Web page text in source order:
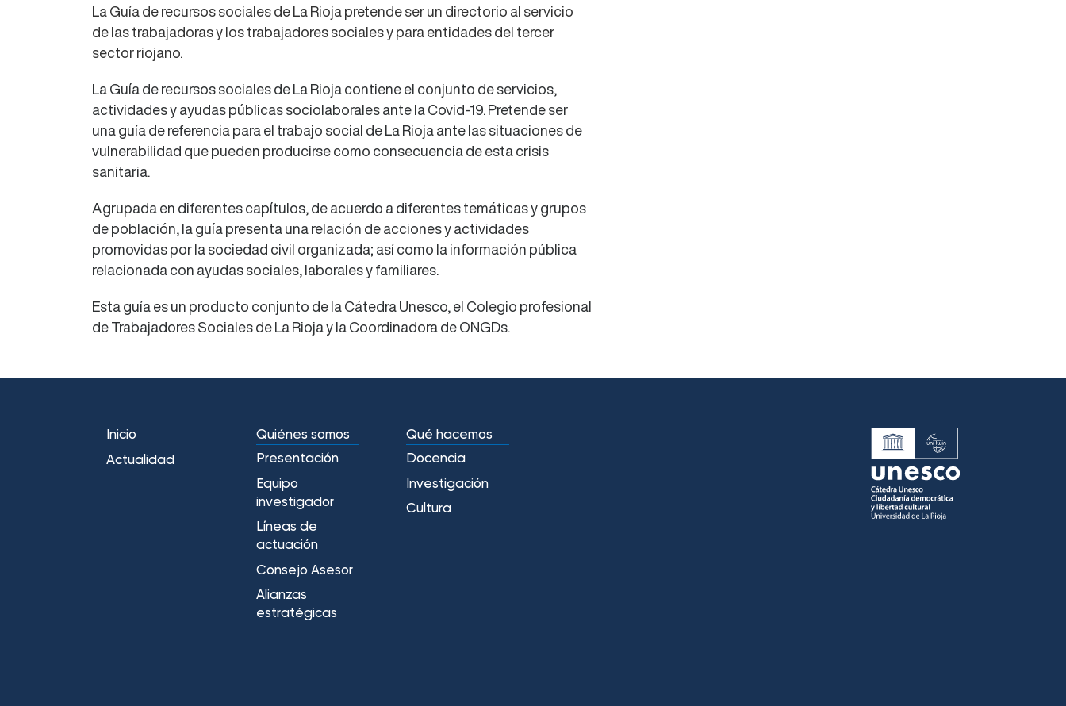
La Guía de recursos sociales de La Rioja pretende ser un directorio al servicio
de las trabajadoras y los trabajadores sociales y para entidades del tercer
sector riojano.
La Guía de recursos sociales de La Rioja contiene el conjunto de servicios,
actividades y ayudas públicas sociolaborales ante la Covid-19. Pretende ser
una guía de referencia para el trabajo social de La Rioja ante las situaciones de
vulnerabilidad que pueden producirse como consecuencia de esta crisis
sanitaria.
Agrupada en diferentes capítulos, de acuerdo a diferentes temáticas y grupos
de población, la guía presenta una relación de acciones y actividades
promovidas por la sociedad civil organizada; así como la información pública
relacionada con ayudas sociales, laborales y familiares.
Esta guía es un producto conjunto de la Cátedra Unesco, el Colegio profesional
de Trabajadores Sociales de La Rioja y la Coordinadora de ONGDs.
Inicio
Actualidad
Quiénes somos
Presentación
Equipo
investigador
Líneas de
actuación
Consejo Asesor
Alianzas
estratégicas
Qué hacemos
Docencia
Investigación
Cultura